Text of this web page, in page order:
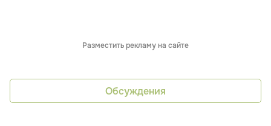
Разместить рекламу на сайте
Обсуждения